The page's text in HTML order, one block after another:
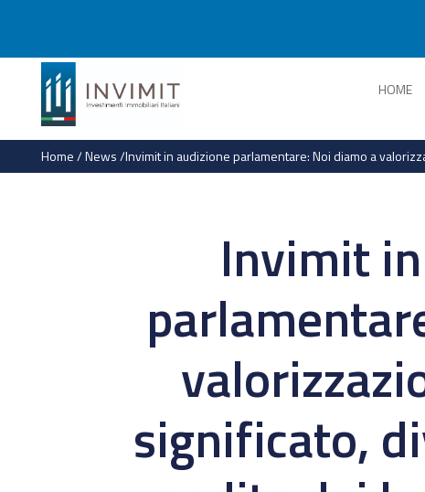
HOME
Home/News/Invimit in audizione parlamentare: Noi diamo a
Invimit
significato,